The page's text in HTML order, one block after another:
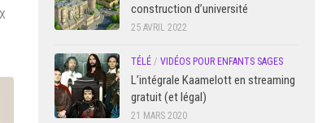
construction d’université
25 AVRIL 2022
TÉLÉ / VIDÉOS POUR ENFANTS SAGES
L’intégrale Kaamelott en streaming
gratuit (et légal)
21 MARS 2020